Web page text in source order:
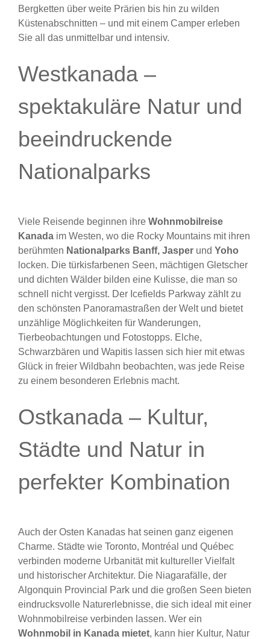
Bergketten über weite Prärien bis hin zu wilden
Küstenabschnitten – und mit einem Camper erleben
Sie all das unmittelbar und intensiv.
Westkanada –
spektakuläre Natur und
beeindruckende
Nationalparks
Viele Reisende beginnen ihre Wohnmobilreise
Kanada im Westen, wo die Rocky Mountains mit ihren
berühmten Nationalparks Banff, Jasper und Yoho
locken. Die türkisfarbenen Seen, mächtigen Gletscher
und dichten Wälder bilden eine Kulisse, die man so
schnell nicht vergisst. Der Icefields Parkway zählt zu
den schönsten Panoramastraßen der Welt und bietet
unzählige Möglichkeiten für Wanderungen,
Tierbeobachtungen und Fotostopps. Elche,
Schwarzbären und Wapitis lassen sich hier mit etwas
Glück in freier Wildbahn beobachten, was jede Reise
zu einem besonderen Erlebnis macht.
Ostkanada – Kultur,
Städte und Natur in
perfekter Kombination
Auch der Osten Kanadas hat seinen ganz eigenen
Charme. Städte wie Toronto, Montréal und Québec
verbinden moderne Urbanität mit kultureller Vielfalt
und historischer Architektur. Die Niagarafälle, der
Algonquin Provincial Park und die großen Seen bieten
eindrucksvolle Naturerlebnisse, die sich ideal mit einer
Wohnmobilreise verbinden lassen. Wer ein
Wohnmobil in Kanada mietet, kann hier Kultur, Natur